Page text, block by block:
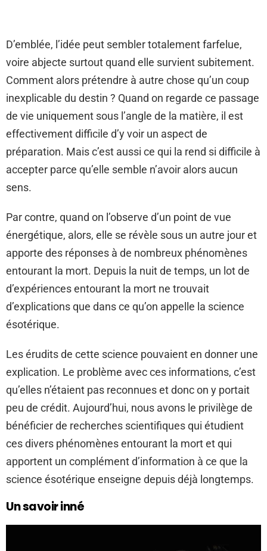
D’emblée, l’idée peut sembler totalement farfelue,
voire abjecte surtout quand elle survient subitement.
Comment alors prétendre à autre chose qu’un coup
inexplicable du destin ? Quand on regarde ce passage
de vie uniquement sous l’angle de la matière, il est
effectivement difficile d’y voir un aspect de
préparation. Mais c’est aussi ce qui la rend si difficile à
accepter parce qu’elle semble n’avoir alors aucun
sens.
Par contre, quand on l’observe d’un point de vue
énergétique, alors, elle se révèle sous un autre jour et
apporte des réponses à de nombreux phénomènes
entourant la mort. Depuis la nuit de temps, un lot de
d’expériences entourant la mort ne trouvait
d’explications que dans ce qu’on appelle la science
ésotérique.
Les érudits de cette science pouvaient en donner une
explication. Le problème avec ces informations, c’est
qu’elles n’étaient pas reconnues et donc on y portait
peu de crédit. Aujourd’hui, nous avons le privilège de
bénéficier de recherches scientifiques qui étudient
ces divers phénomènes entourant la mort et qui
apportent un complément d’information à ce que la
science ésotérique enseigne depuis déjà longtemps.
Un savoir inné